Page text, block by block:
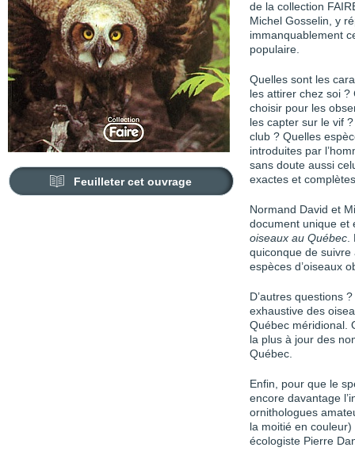
Feuilleter cet ouvrage
de la collection
Michel Gosselin, y
immanquablement
populaire.
Quelles sont les
les attirer chez soi
choisir pour les
les capter sur le vif
club ? Quelles
introduites par
sans doute aussi
exactes et
Normand David et
document unique et
oiseaux au Québec.
quiconque de
espèces d’oiseaux
D’autres questions
exhaustive des
Québec méridional.
la plus à jour des
Québec.
Enfin, pour que le
encore davantage
ornithologues
la moitié en
écologiste Pierre